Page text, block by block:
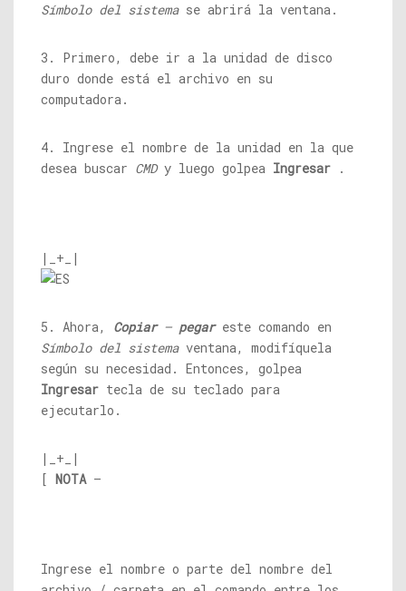
Símbolo del sistemase abrirá la ventana.
3. Primero, debe ir a la unidad de disco
duro donde está el archivo en su
computadora.
4. Ingrese el nombre de la unidad en la que
desea buscar CMDy luego golpea Ingresar .
|_+_|
5. Ahora, Copiar– pegar este comando en
Símbolo del sistemaventana, modifíquela
según su necesidad. Entonces, golpea
Ingresar tecla de su teclado para
ejecutarlo.
|_+_|
[ NOTA–
Ingrese el nombre o parte del nombre del